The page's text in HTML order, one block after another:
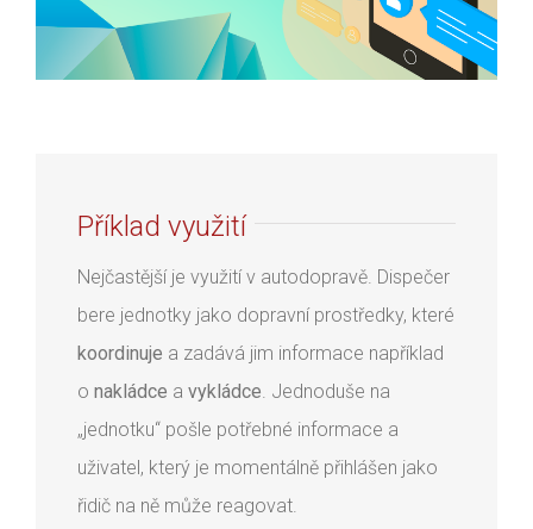
Příklad využití
Nejčastější je využití v autodopravě. Dispečer
bere jednotky jako dopravní prostředky, které
koordinuje a zadává jim informace například
o nakládce a vykládce . Jednoduše na
„jednotku“ pošle potřebné informace a
uživatel, který je momentálně přihlášen jako
řidič na ně může reagovat.